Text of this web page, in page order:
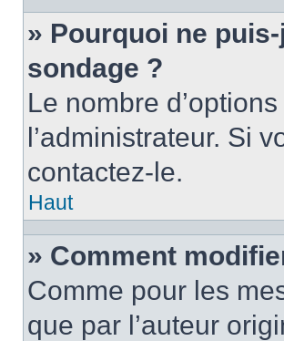
» Pourquoi ne
sondage ?
Le nombre
l’administrateur. Si
contactez-le.
Haut
» Comment
Comme pour les
que par l’auteur